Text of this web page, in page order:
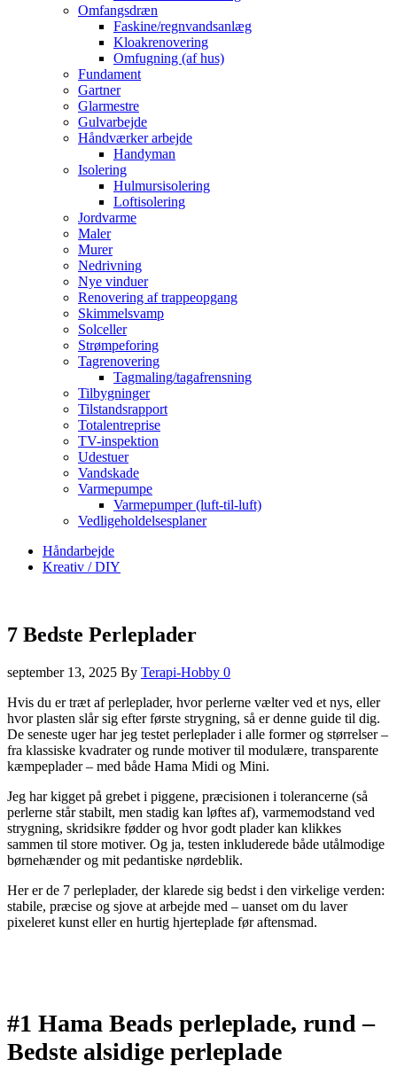
Omfangsdræn
Faskine/regnvandsanlæg
Kloakrenovering
Omfugning (af hus)
Fundament
Gartner
Glarmestre
Gulvarbejde
Håndværker arbejde
Handyman
Isolering
Hulmursisolering
Loftisolering
Jordvarme
Maler
Murer
Nedrivning
Nye vinduer
Renovering af trappeopgang
Skimmelsvamp
Solceller
Strømpeforing
Tagrenovering
Tagmaling/tagafrensning
Tilbygninger
Tilstandsrapport
Totalentreprise
TV-inspektion
Udestuer
Vandskade
Varmepumpe
Varmepumper (luft-til-luft)
Vedligeholdelsesplaner
Håndarbejde
Kreativ / DIY
7 Bedste Perleplader
september 13, 2025 By Terapi-Hobby 0
Hvis du er træt af perleplader, hvor perlerne vælter ved et nys, eller
hvor plasten slår sig efter første strygning, så er denne guide til dig.
De seneste uger har jeg testet perleplader i alle former og størrelser –
fra klassiske kvadrater og runde motiver til modulære, transparente
kæmpeplader – med både Hama Midi og Mini.
Jeg har kigget på grebet i piggene, præcisionen i tolerancerne (så
perlerne står stabilt, men stadig kan løftes af), varmemodstand ved
strygning, skridsikre fødder og hvor godt plader kan klikkes
sammen til store motiver. Og ja, testen inkluderede både utålmodige
børnehænder og mit pedantiske nørdeblik.
Her er de 7 perleplader, der klarede sig bedst i den virkelige verden:
stabile, præcise og sjove at arbejde med – uanset om du laver
pixeleret kunst eller en hurtig hjerteplade før aftensmad.
#1 Hama Beads perleplade, rund –
Bedste alsidige perleplade